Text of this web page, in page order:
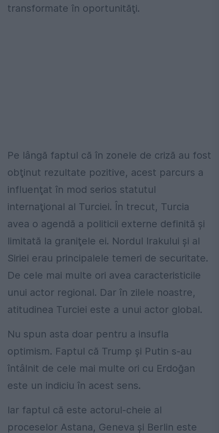
transformate în oportunităţi.
Pe lângă faptul că în zonele de criză au fost
obţinut rezultate pozitive, acest parcurs a
influenţat în mod serios statutul
internaţional al Turciei. În trecut, Turcia
avea o agendă a politicii externe definită şi
limitată la graniţele ei. Nordul Irakului şi al
Siriei erau principalele temeri de securitate.
De cele mai multe ori avea caracteristicile
unui actor regional. Dar în zilele noastre,
atitudinea Turciei este a unui actor global.
Nu spun asta doar pentru a insufla
optimism. Faptul că Trump şi Putin s-au
întâlnit de cele mai multe ori cu Erdoğan
este un indiciu în acest sens.
Iar faptul că este actorul-cheie al
proceselor Astana, Geneva şi Berlin este